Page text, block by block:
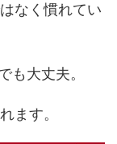
なく慣れてい
も大丈夫。
ます。